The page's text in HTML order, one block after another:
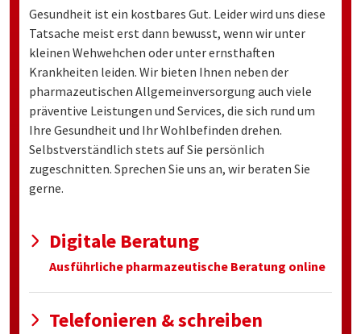
Gesundheit ist ein kostbares Gut. Leider wird uns diese
Tatsache meist erst dann bewusst, wenn wir unter
kleinen Wehwehchen oder unter ernsthaften
Krankheiten leiden. Wir bieten Ihnen neben der
pharmazeutischen Allgemeinversorgung auch viele
präventive Leistungen und Services, die sich rund um
Ihre Gesundheit und Ihr Wohlbefinden drehen.
Selbstverständlich stets auf Sie persönlich
zugeschnitten. Sprechen Sie uns an, wir beraten Sie
gerne.
Digitale Beratung
Ausführliche pharmazeutische Beratung online
Telefonieren & schreiben